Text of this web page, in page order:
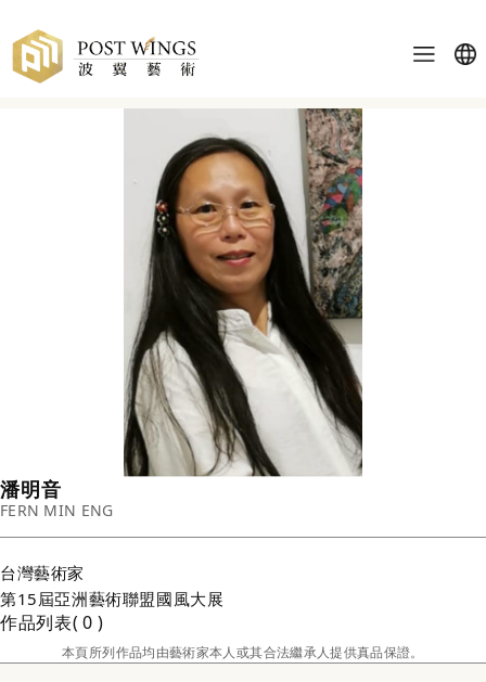
潘明音
FERN MIN ENG
台灣藝術家
第15屆亞洲藝術聯盟國風大展
作品列表 0
本頁所列作品均由藝術家本人或其合法繼承人提供真品保證。